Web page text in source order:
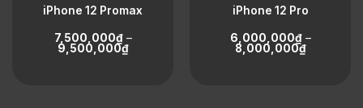
iPhone 12 Promax
7,500,000₫–
9,500,000₫
iPhone 12 Pro
6,000,000₫–
8,000,000₫